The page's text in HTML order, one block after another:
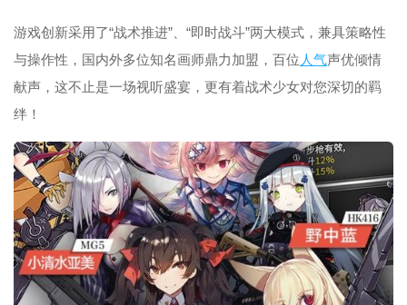
游戏创新采用了“战术推进”、“即时战斗”两大模式，兼具策略性
与操作性，国内外多位知名画师鼎力加盟，百位 人气声优倾情
献声，这不止是一场视听盛宴，更有着战术少女对您深切的羁
绊！